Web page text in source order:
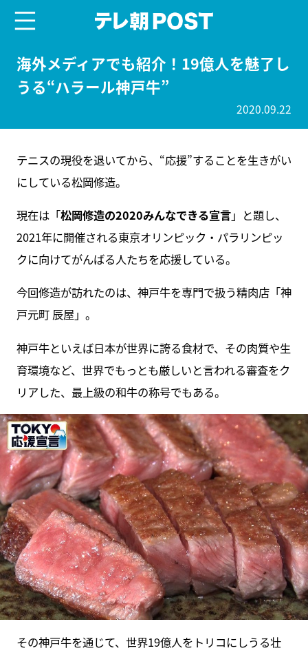
海外メディアでも紹介！19億人を魅了し
うる“ハラール神戸牛”
2020.09.22
テニスの現役を退いてから、“応援”することを生きがい
にしている松岡修造。
現在は「松岡修造の2020みんなできる宣言」と題し、
2021年に開催される東京オリンピック・パラリンピッ
クに向けてがんばる人たちを応援している。
今回修造が訪れたのは、神戸牛を専門で扱う精肉店「神
戸元町 辰屋」。
神戸牛といえば日本が世界に誇る食材で、その肉質や生
育環境など、世界でもっとも厳しいと言われる審査をク
リアした、最上級の和牛の称号でもある。
その神戸牛を通じて、世界19億人をトリコにしうる壮